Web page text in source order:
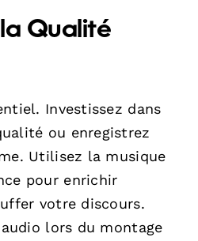
Qualité
Investissez dans
ou enregistrez
Utilisez la musique
pour enrichir
votre discours.
lors du montage